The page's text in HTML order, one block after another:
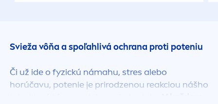
Svieža vôňa a spoľahlivá ochrana proti poteniu
Či už ide o fyzickú námahu, stres alebo
horúčavu, potenie je prirodzenou reakciou nášho